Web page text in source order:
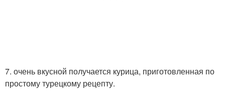
7. очень вкусной получается курица, приготовленная по
простому турецкому рецепту.